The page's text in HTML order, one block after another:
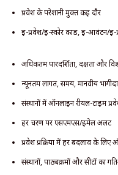
प्रवेश के परेशानी मुक्त कई दौर
ई-प्रवेश/ई-स्कोर कार्ड, ई-आवंटन/ई-
अधिकतम पारदर्शिता, दक्षता और
न्यूनतम लागत, समय, मानवीय
संस्थानों में ऑनलाइन रीयल-टाइम
हर चरण पर एसएमएस/ईमेल अलर्ट
प्रवेश प्रक्रिया में हर बदलाव के लिए
संस्थानों, पाठ्यक्रमों और सीटों का